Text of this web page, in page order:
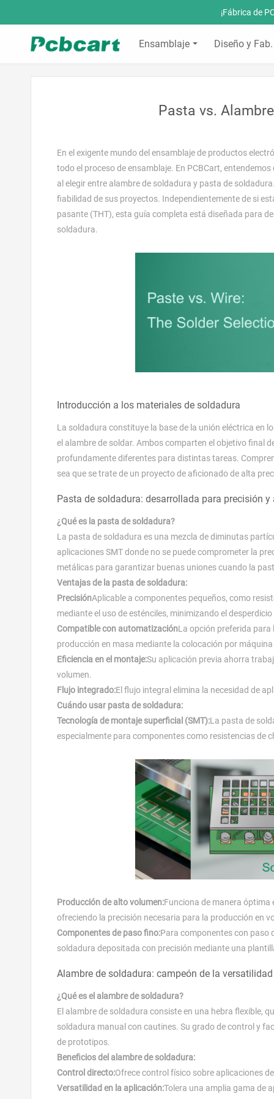
¡Fábrica de
Ensamblaje Diseño y
Pasta vs.
En el exigente mundo del ensamblaje de productos
todo el proceso de ensamblaje. En PCBCart,
al elegir entre alambre de soldadura y pasta de
fiabilidad de sus proyectos. Independientemente de si
pasante (THT), esta guía completa está diseñada para
soldadura.
Introducción a los materiales de soldadura
La soldadura constituye la base de la unión eléctrica en
el alambre de soldar. Ambos comparten el objetivo final
profundamente diferentes para distintas tareas.
sea que se trate de un proyecto de aficionado de alta
Pasta de soldadura: desarrollada para precisión
¿Qué es la pasta de soldadura?
La pasta de soldadura es una mezcla de diminutas
aplicaciones SMT donde no se puede comprometer la
metálicas para garantizar buenas uniones cuando la
Ventajas de la pasta de soldadura:
PrecisiónAplicable a componentes pequeños, como
mediante el uso de esténciles, minimizando el
Compatible con automatizaciónLa opción preferida para
producción en masa mediante la colocación por
Eficiencia en el montaje:Su aplicación previa ahorra
volumen.
Flujo integrado:El flujo integral elimina la necesidad de
Cuándo usar pasta de soldadura:
Tecnología de montaje superficial (SMT):La pasta de
especialmente para componentes como resistencias de
Producción de alto volumen:Funciona de manera óptima
ofreciendo la precisión necesaria para la producción en
Componentes de paso fino:Para componentes con paso
soldadura depositada con precisión mediante una
Alambre de soldadura: campeón de la
¿Qué es el alambre de soldadura?
El alambre de soldadura consiste en una hebra flexible,
soldadura manual con cautines. Su grado de control y
de prototipos.
Beneficios del alambre de soldadura:
Control directo:Ofrece control físico sobre aplicaciones
Versatilidad en la aplicación:Tolera una amplia gama de